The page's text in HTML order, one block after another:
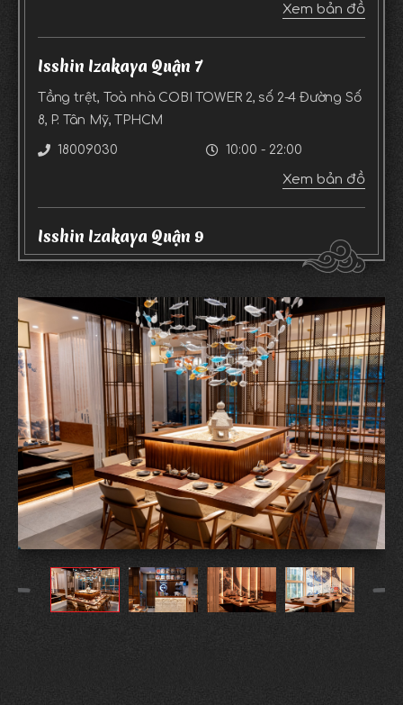
Xem bản đồ
Isshin Izakaya Quận 7
Tầng trệt, Toà nhà COBI TOWER 2, số 2-4 Đường Số
8, P. Tân Mỹ, TPHCM
18009030 10:00 - 22:00
Xem bản đồ
Isshin Izakaya Quận 9
L5-17, Tầng 5 Vincom Mega Mall Grand Park, 88
18009030 10:00 - 22:00
Xem bản đồ